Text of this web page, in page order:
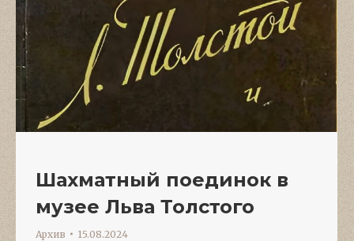
Шахматный поединок в
музее Льва Толстого
Архив 15.08.2024